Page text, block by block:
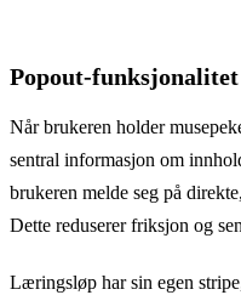
Popout-
Når brukeren holder
sentral informasjon om
brukeren melde seg på
Dette reduserer friksjon og
Læringsløp har sin egen